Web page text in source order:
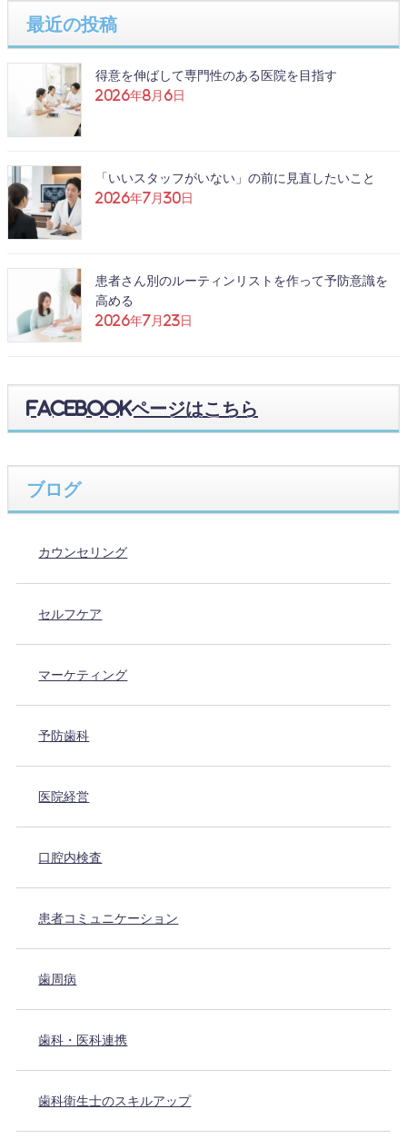
最近の投稿
得意を伸ばして専門性のある医院を目指す
2026年8月6日
「いいスタッフがいない」の前に見直したいこと
2026年7月30日
患者さん別のルーティンリストを作って予防意識を
高める
2026年7月23日
Facebookページはこちら
ブログ
カウンセリング
セルフケア
マーケティング
予防歯科
医院経営
口腔内検査
患者コミュニケーション
歯周病
歯科・医科連携
歯科衛生士のスキルアップ